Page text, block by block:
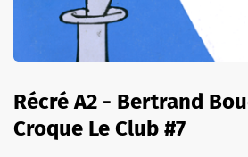
Récré A2 - Bertrand
Croque Le Club #7